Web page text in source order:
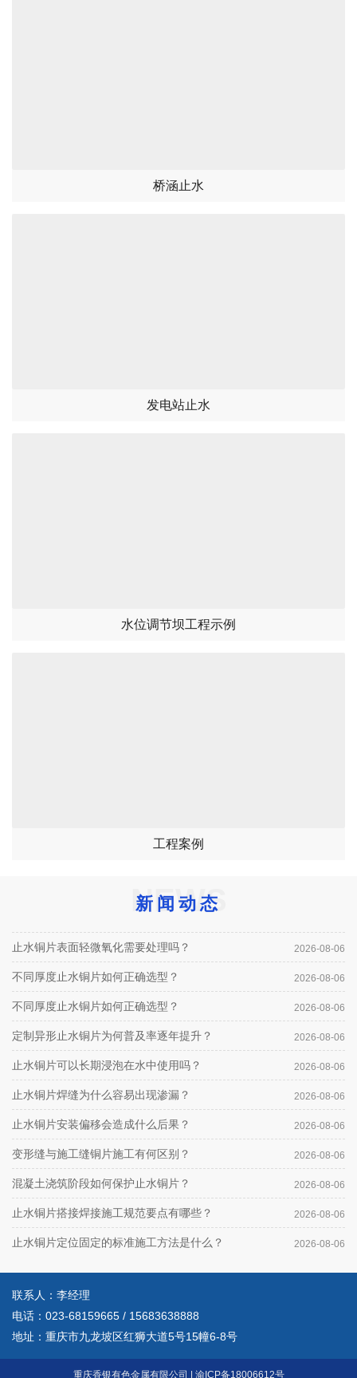
桥涵止水
发电站止水
水位调节坝工程示例
工程案例
NEWS
新闻动态
止水铜片表面轻微氧化需要处理吗？ 2026-08-06
不同厚度止水铜片如何正确选型？ 2026-08-06
不同厚度止水铜片如何正确选型？ 2026-08-06
定制异形止水铜片为何普及率逐年提升？ 2026-08-06
止水铜片可以长期浸泡在水中使用吗？ 2026-08-06
止水铜片焊缝为什么容易出现渗漏？ 2026-08-06
止水铜片安装偏移会造成什么后果？ 2026-08-06
变形缝与施工缝铜片施工有何区别？ 2026-08-06
混凝土浇筑阶段如何保护止水铜片？ 2026-08-06
止水铜片搭接焊接施工规范要点有哪些？ 2026-08-06
止水铜片定位固定的标准施工方法是什么？ 2026-08-06
联系人：李经理
电话： 023-68159665 / 15683638888
地址：重庆市九龙坡区红狮大道5号15幢6-8号
重庆香银有色金属有限公司 渝ICP备18006612号